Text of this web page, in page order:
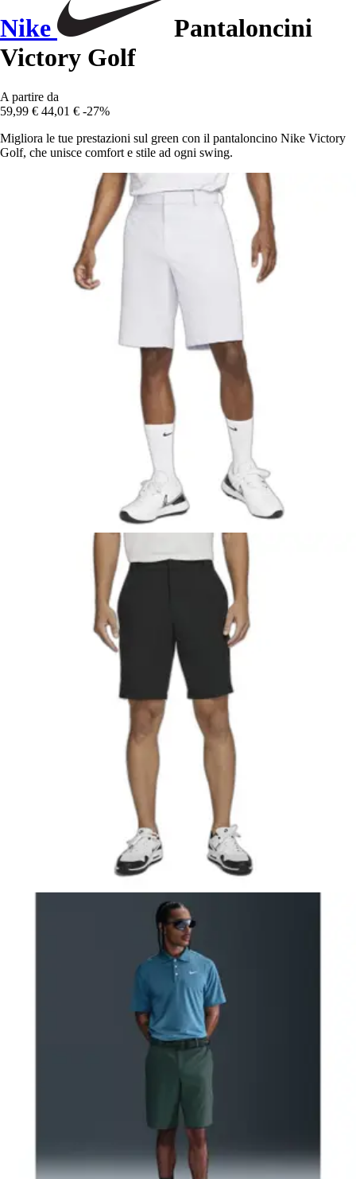
Nike
Pantaloncini
Victory Golf
A partire da
59,99 € 44,01 € -27%
Migliora le tue prestazioni sul green con il pantaloncino Nike Victory
Golf, che unisce comfort e stile ad ogni swing.